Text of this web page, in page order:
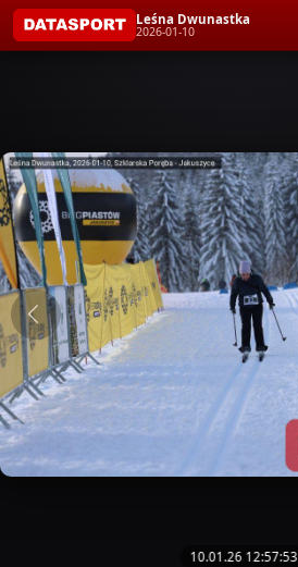
Leśna Dwunastka
2026-01-10
10.01.26 12:57:53